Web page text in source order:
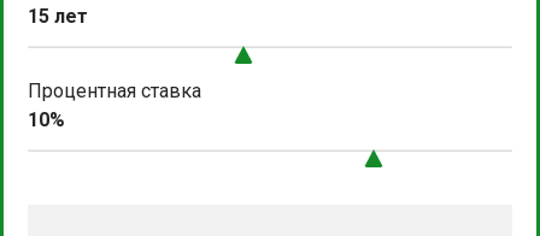
15 лет
Процентная ставка
10%